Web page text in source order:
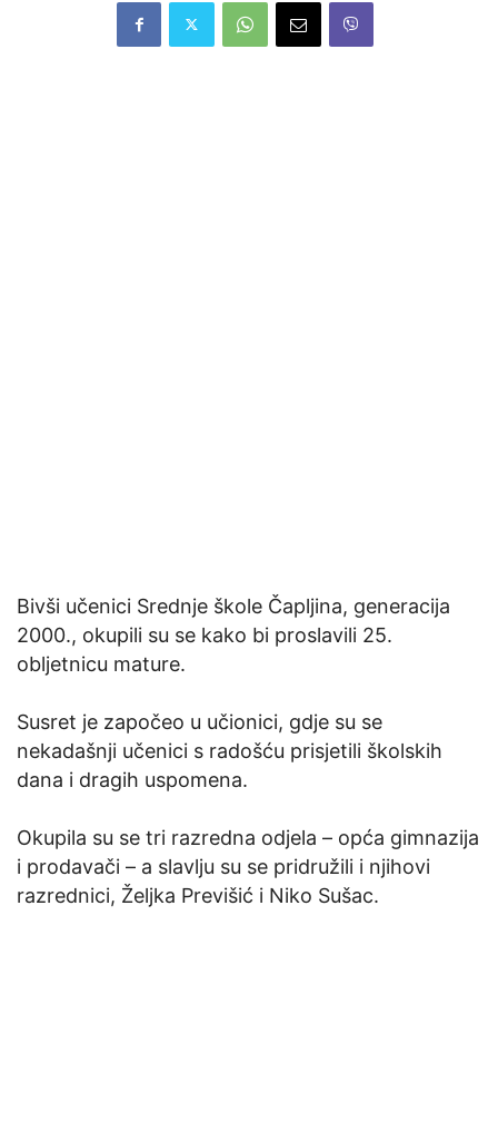
Bivši učenici Srednje škole Čapljina, generacija
2000., okupili su se kako bi proslavili 25.
obljetnicu mature.
Susret je započeo u učionici, gdje su se
nekadašnji učenici s radošću prisjetili školskih
dana i dragih uspomena.
Okupila su se tri razredna odjela – opća gimnazija
i prodavači – a slavlju su se pridružili i njihovi
razrednici, Željka Previšić i Niko Sušac.